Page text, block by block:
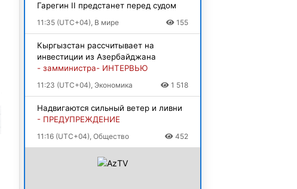
Гарегин II предстанет перед судом
11:35 (UTC+04), В мире 155
Кыргызстан рассчитывает на
инвестиции из Азербайджана
- замминистра- ИНТЕРВЬЮ
11:23 (UTC+04), Экономика 1 518
Надвигаются сильный ветер и ливни
- ПРЕДУПРЕЖДЕНИЕ
11:16 (UTC+04), Общество 452